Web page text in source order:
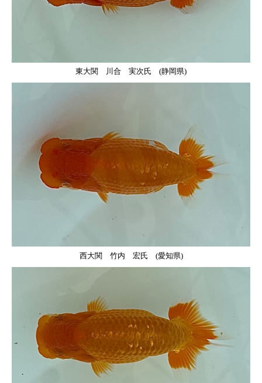
東大関 川合 実次氏 (静岡県)
西大関 竹内 宏氏 (愛知県)